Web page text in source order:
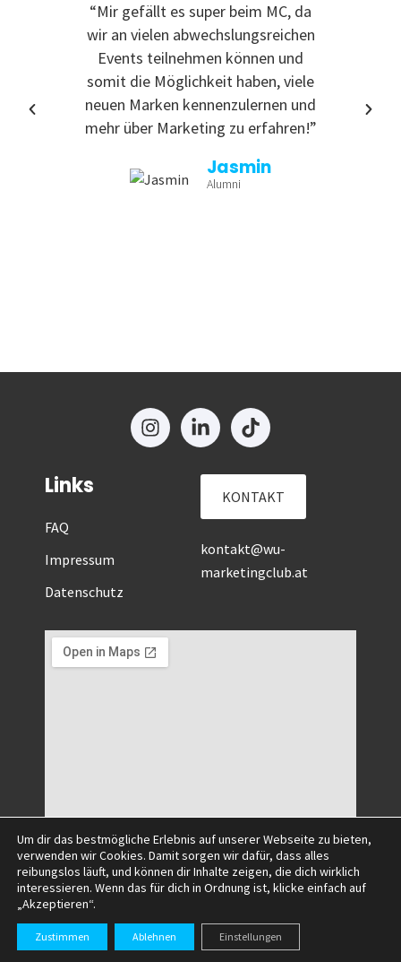
“Mir gefällt es super beim MC, da
wir an vielen abwechslungsreichen
Events teilnehmen können und
somit die Möglichkeit haben, viele
neuen Marken kennenzulernen und
mehr über Marketing zu erfahren!”
Jasmin
Alumni
Links
FAQ
Impressum
Datenschutz
KONTAKT
kontakt@wu-
marketingclub.at
©2025 All Right Reserved.
Um dir das bestmögliche Erlebnis auf unserer Webseite zu bieten,
verwenden wir Cookies. Damit sorgen wir dafür, dass alles
reibungslos läuft, und können dir Inhalte zeigen, die dich wirklich
interessieren. Wenn das für dich in Ordnung ist, klicke einfach auf
„Akzeptieren“.
Zustimmen Ablehnen Einstellungen